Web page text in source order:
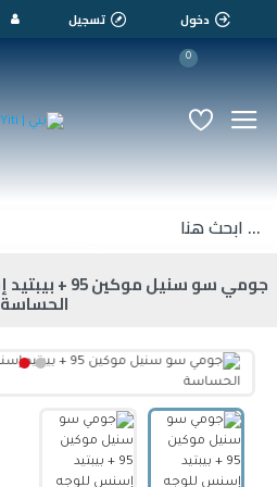
دخول تسجيل
0
الحساسة